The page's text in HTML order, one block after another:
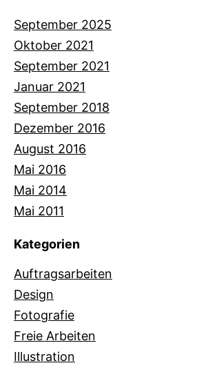
September 2025
Oktober 2021
September 2021
Januar 2021
September 2018
Dezember 2016
August 2016
Mai 2016
Mai 2014
Mai 2011
Kategorien
Auftragsarbeiten
Design
Fotografie
Freie Arbeiten
Illustration